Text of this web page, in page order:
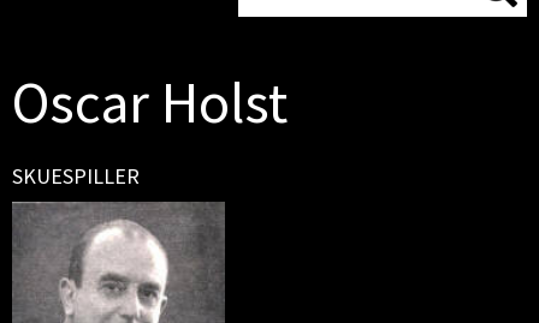
Oscar Holst
SKUESPILLER